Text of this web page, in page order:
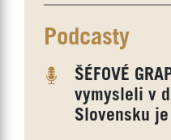
Podcasty
ŠÉFOVÉ
vymysleli v
Slovensku